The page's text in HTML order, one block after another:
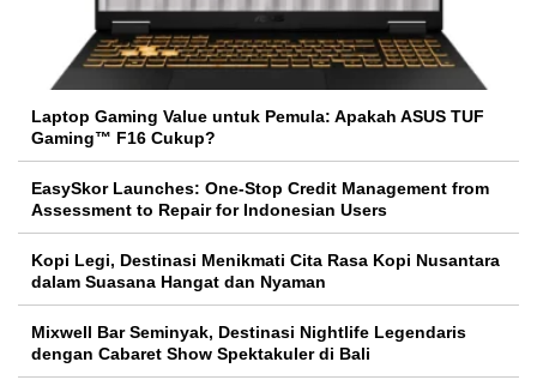
Laptop Gaming Value untuk Pemula: Apakah ASUS TUF
Gaming™ F16 Cukup?
EasySkor Launches: One-Stop Credit Management from
Assessment to Repair for Indonesian Users
Kopi Legi, Destinasi Menikmati Cita Rasa Kopi Nusantara
dalam Suasana Hangat dan Nyaman
Mixwell Bar Seminyak, Destinasi Nightlife Legendaris
dengan Cabaret Show Spektakuler di Bali